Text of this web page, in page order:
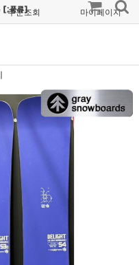
주문조회 마이페이지